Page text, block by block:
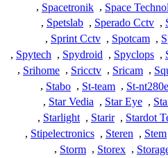
Space
,
Spacetronik
,
,
Sperado Cctv
,
Spetslab
,
,
Spotcam
,
Sprint Cctv
,
,
Spyclops
,
Spydroid
,
Spytech
,
,
Sricam
,
Sricctv
,
Srihome
,
St-
,
St-team
,
Stabo
,
,
Star Eye
,
Star Vedia
,
Stardot
,
Starir
,
Starlight
,
Stem
,
Steren
,
Stipelectronics
,
,
Storex
,
Storm
,